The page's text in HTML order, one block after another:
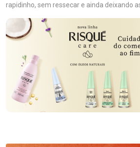
rapidinho, sem ressecar e ainda deixando